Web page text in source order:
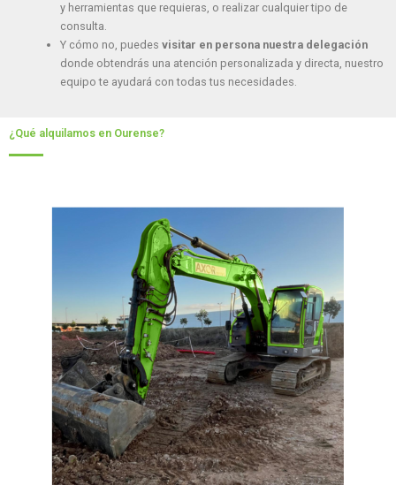
y herramientas que requieras, o realizar cualquier tipo de
consulta.
Y cómo no, puedesvisitar en persona nuestra delegación
donde obtendrás una atención personalizada y directa, nuestro
equipo te ayudará con todas tus necesidades.
¿Qué alquilamos en Ourense?